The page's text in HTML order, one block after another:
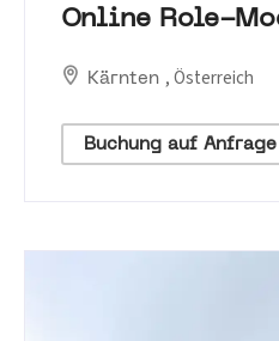
Online Role-
Kärnten , Österreich
Buchung auf Anfrage